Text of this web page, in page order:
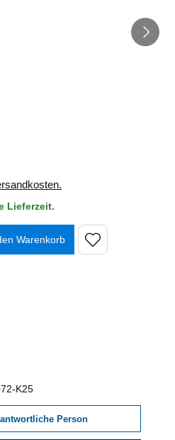
Lieferzeit.
Wert ein oder
Warenkorb
K25
Person